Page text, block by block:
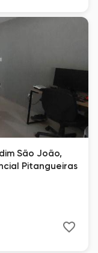
São João,
Pitangueiras